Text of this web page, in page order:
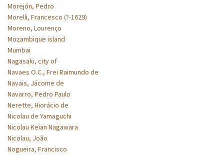
Morejón, Pedro
Morelli, Francesco (?-1629)
Moreno, Lourenço
Mozambique island
Mumbai
Nagasaki, city of
Navaes O.C., Frei Raimundo de
Navais, Jácome de
Navarro, Pedro Paulo
Nerette, Hiorácio de
Nicolau de Yamaguchi
Nicolau Keian Nagawara
Nicolau, João
Nogueira, Francisco